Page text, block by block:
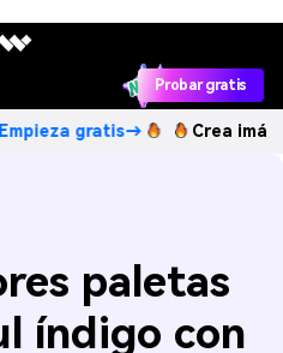
Probar gratis
gratis→ Crea imágenes IA
paletas
índigo con